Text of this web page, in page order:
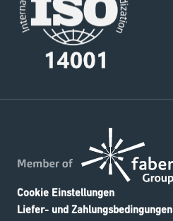
Cookie Einstellungen
Liefer- und Zahlungsbedingungen